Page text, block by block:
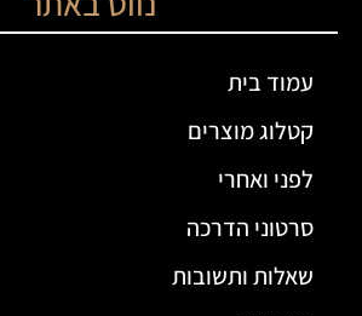
עמוד בית
קטלוג מוצרים
לפני ואחרי
סרטוני הדרכה
שאלות ותשובות